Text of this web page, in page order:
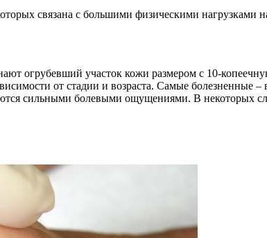
связана с большими физическими нагрузками
огрубевший участок кожи размером с 10-
от стадии и возраста. Самые болезненные
сильными болевыми ощущениями. В некоторых